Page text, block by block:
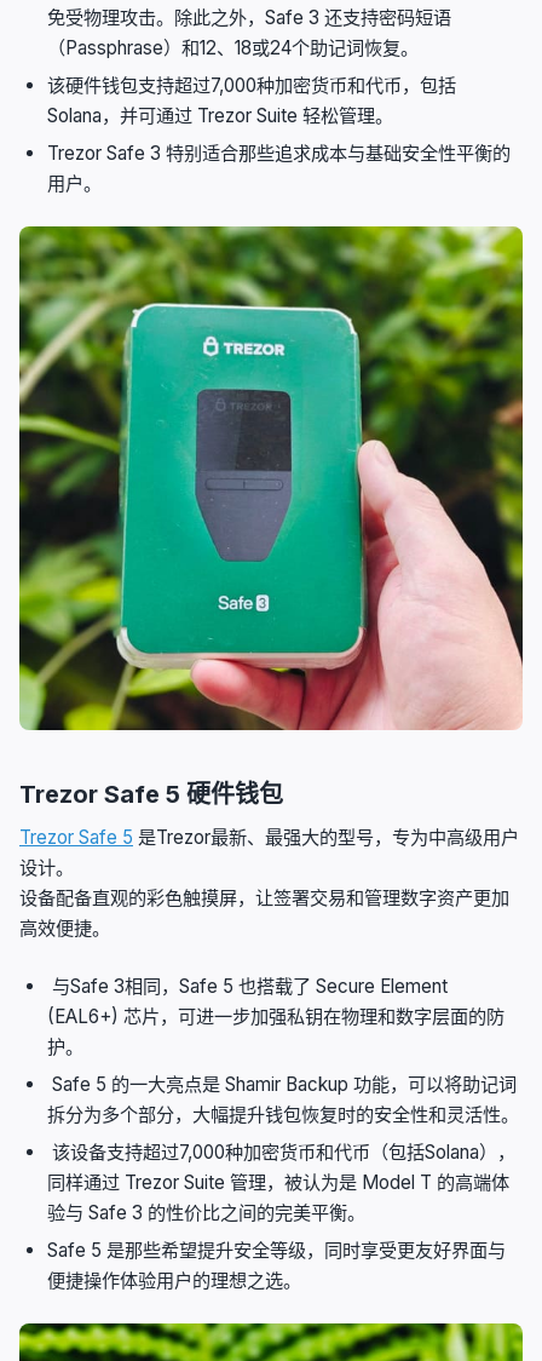
免受物理攻击。除此之外，Safe 3 还支持密码短语
（Passphrase）和12、18或24个助记词恢复。
该硬件钱包支持超过7,000种加密货币和代币，包括
Solana，并可通过 Trezor Suite 轻松管理。
Trezor Safe 3 特别适合那些追求成本与基础安全性平衡的
用户。
Trezor Safe 5 硬件钱包
Trezor Safe 5 是Trezor最新、最强大的型号，专为中高级用户
设计。
设备配备直观的彩色触摸屏，让签署交易和管理数字资产更加
高效便捷。
与Safe 3相同，Safe 5 也搭载了 Secure Element
(EAL6+) 芯片，可进一步加强私钥在物理和数字层面的防
护。
Safe 5 的一大亮点是 Shamir Backup 功能，可以将助记词
拆分为多个部分，大幅提升钱包恢复时的安全性和灵活性。
该设备支持超过7,000种加密货币和代币（包括Solana），
同样通过 Trezor Suite 管理，被认为是 Model T 的高端体
验与 Safe 3 的性价比之间的完美平衡。
Safe 5 是那些希望提升安全等级，同时享受更友好界面与
便捷操作体验用户的理想之选。